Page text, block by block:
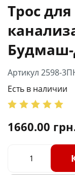
Трос
Будмаш-
Артикул 2598-
Есть в наличии
1660.00